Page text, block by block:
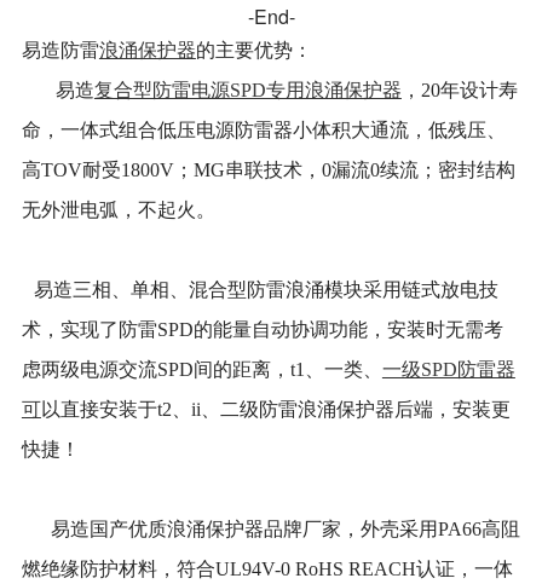
-End-
易造防雷浪涌保护器的主要优势：
易造复合型防雷电源SPD专用浪涌保护器 ，20年设计寿
命，一体式组合低压电源防雷器小体积大通流，低残压、
高TOV耐受1800V；MG串联技术，0漏流0续流；密封结构
无外泄电弧，不起火。
易造三相、单相、混合型防雷浪涌模块采用链式放电技
术，实现了防雷SPD的能量自动协调功能，安装时无需考
虑两级电源交流SPD间的距离，t1、一类、 一级SPD防雷器
可以直接安装于t2、ii、二级防雷浪涌保护器后端，安装更
快捷！
易造国产优质浪涌保护器品牌厂家，外壳采用PA66高阻
燃绝缘防护材料，符合UL94V-0 RoHS REACH认证，一体